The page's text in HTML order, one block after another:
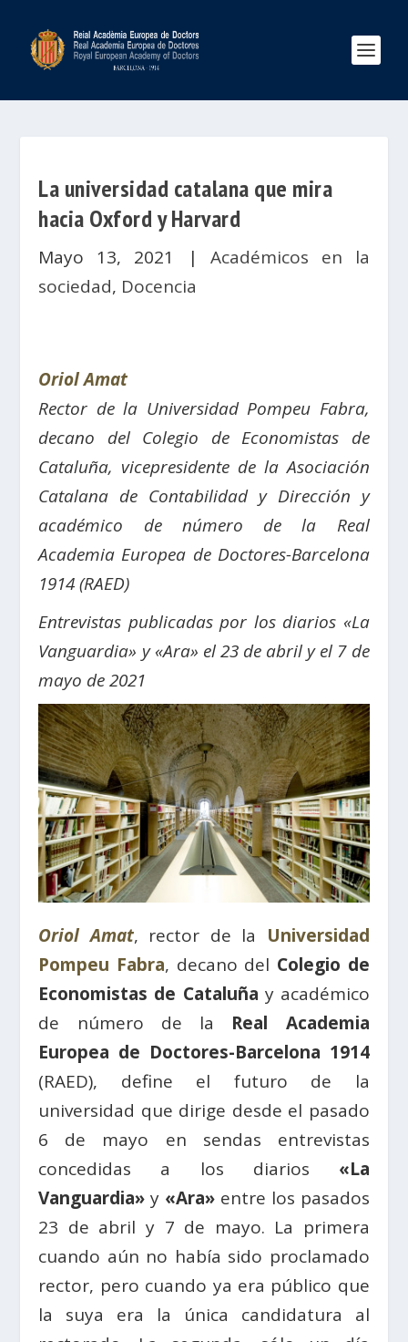
La universidad catalana que mira
hacia Oxford y Harvard
Mayo 13, 2021 | Académicos en la
sociedad, Docencia
Oriol Amat
Rector de la Universidad Pompeu Fabra,
decano del Colegio de Economistas de
Cataluña, vicepresidente de la Asociación
Catalana de Contabilidad y Dirección y
académico de número de la Real
Academia Europea de Doctores-Barcelona
1914 (RAED)
Entrevistas publicadas por los diarios «La
Vanguardia» y «Ara» el 23 de abril y el 7 de
mayo de 2021
Oriol Amat, rector de la Universidad
Pompeu Fabra, decano del Colegio de
Economistas de Cataluña y académico
de número de la Real Academia
Europea de Doctores-Barcelona 1914
(RAED), define el futuro de la
universidad que dirige desde el pasado
6 de mayo en sendas entrevistas
concedidas a los diarios «La
Vanguardia» y «Ara» entre los pasados
23 de abril y 7 de mayo. La primera
cuando aún no había sido proclamado
rector, pero cuando ya era público que
la suya era la única candidatura al